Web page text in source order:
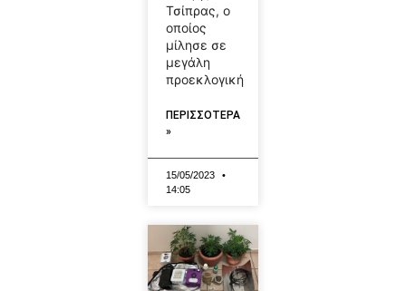
Τσίπρας, ο
οποίος
μίλησε σε
μεγάλη
προεκλογική
ΠΕΡΙΣΣΟΤΕΡΑ
»
15/05/2023
14:05